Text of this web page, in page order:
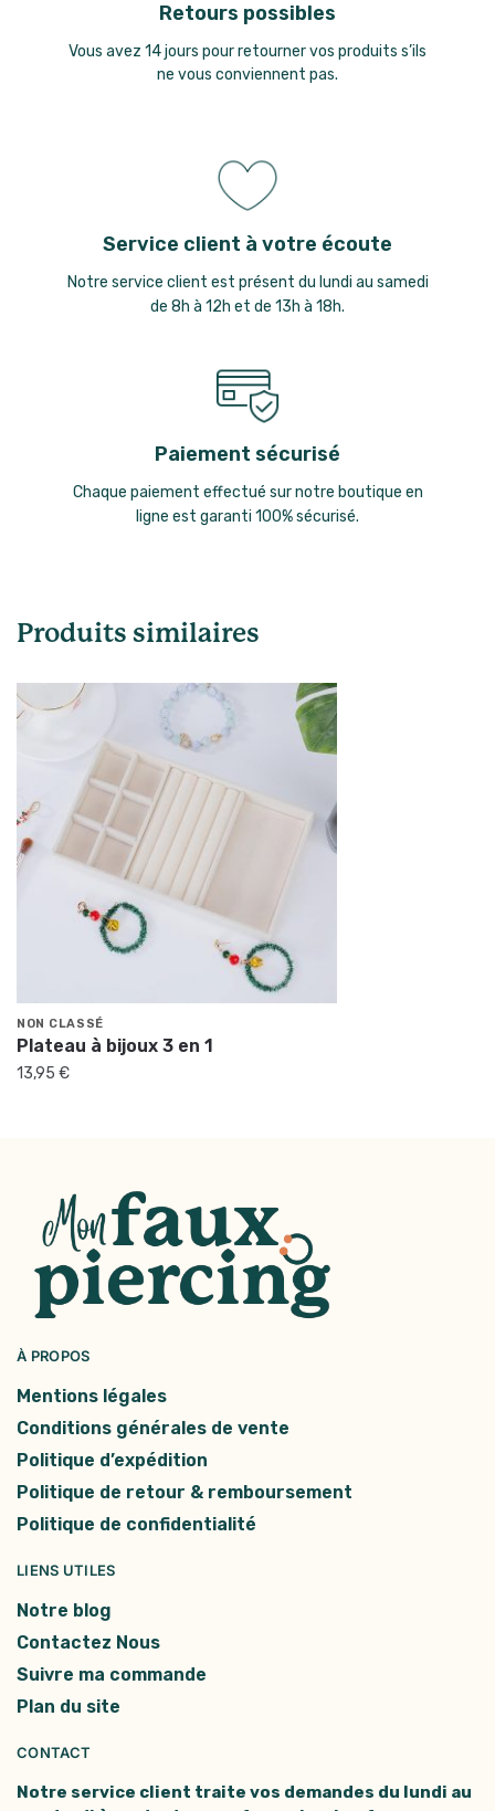
Retours possibles
Vous avez 14 jours pour retourner vos produits s’ils
ne vous conviennent pas.
Service client à votre écoute
Notre service client est présent du lundi au samedi
de 8h à 12h et de 13h à 18h.
Paiement sécurisé
Chaque paiement effectué sur notre boutique en
ligne est garanti 100% sécurisé.
Produits similaires
NON CLASSÉ
Plateau à bijoux 3 en 1
13,95 €
À PROPOS
Mentions légales
Conditions générales de vente
Politique d’expédition
Politique de retour & remboursement
Politique de confidentialité
LIENS UTILES
Notre blog
Contactez Nous
Suivre ma commande
Plan du site
CONTACT
Notre service client traite vos demandes du lundi au